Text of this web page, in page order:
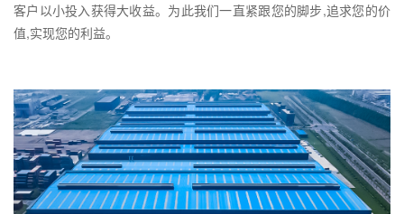
客户以小投入获得大收益。为此我们一直紧跟您的脚步,追求您的价
值,实现您的利益。